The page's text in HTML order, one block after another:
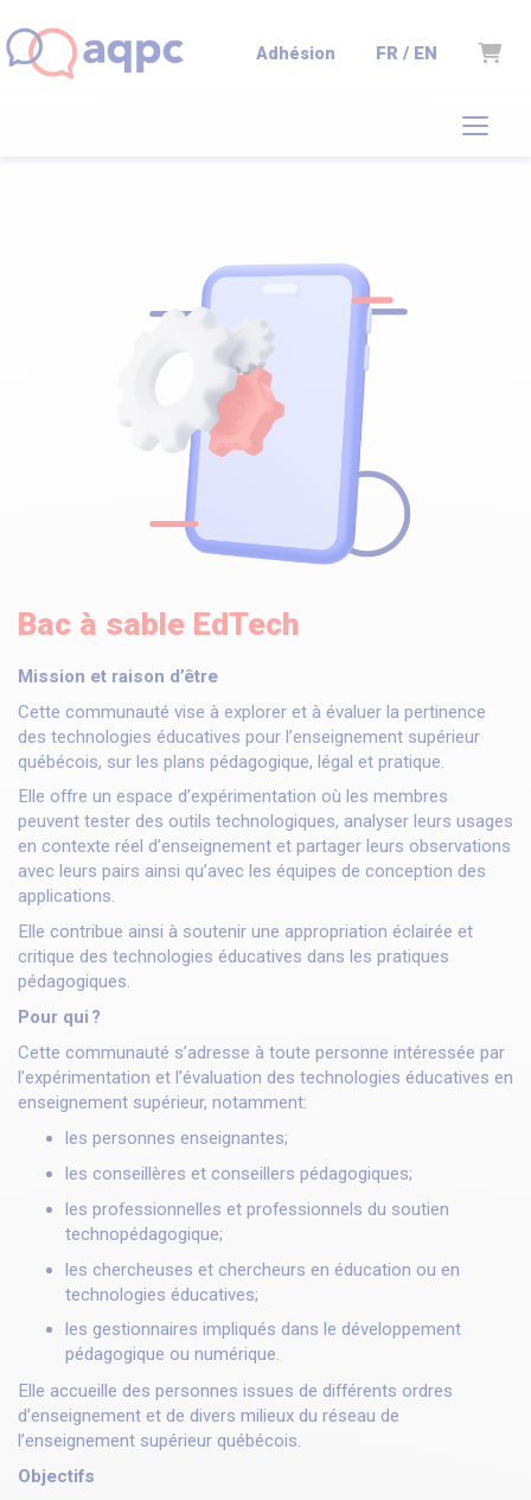
Adhésion FR / EN Panier
Bac à sable EdTech
Mission et raison d’être
Cette communauté vise à explorer et à évaluer la pertinence
des technologies éducatives pour l’enseignement supérieur
québécois, sur les plans pédagogique, légal et pratique.
Elle offre un espace d’expérimentation où les membres
peuvent tester des outils technologiques, analyser leurs usages
en contexte réel d’enseignement et partager leurs observations
avec leurs pairs ainsi qu’avec les équipes de conception des
applications.
Elle contribue ainsi à soutenir une appropriation éclairée et
critique des technologies éducatives dans les pratiques
pédagogiques.
Pour qui ?
Cette communauté s’adresse à toute personne intéressée par
l’expérimentation et l’évaluation des technologies éducatives en
enseignement supérieur, notamment:
les personnes enseignantes;
les conseillères et conseillers pédagogiques;
les professionnelles et professionnels du soutien
technopédagogique;
les chercheuses et chercheurs en éducation ou en
technologies éducatives;
les gestionnaires impliqués dans le développement
pédagogique ou numérique.
Elle accueille des personnes issues de différents ordres
d’enseignement et de divers milieux du réseau de
l’enseignement supérieur québécois.
Objectifs